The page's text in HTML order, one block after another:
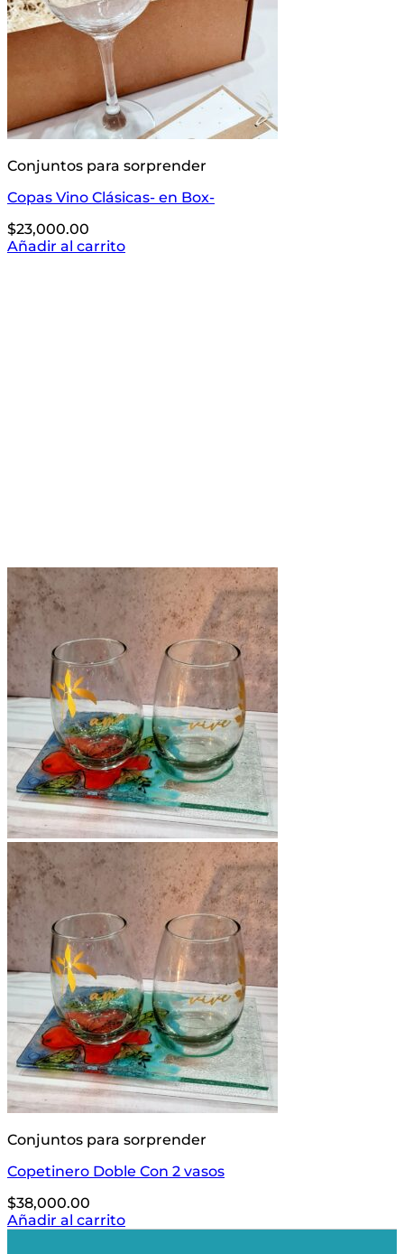
Conjuntos para sorprender
Copas Vino Clásicas- en Box-
$23,000.00
Añadir al carrito
Conjuntos para sorprender
Copetinero Doble Con 2 vasos
$38,000.00
Añadir al carrito